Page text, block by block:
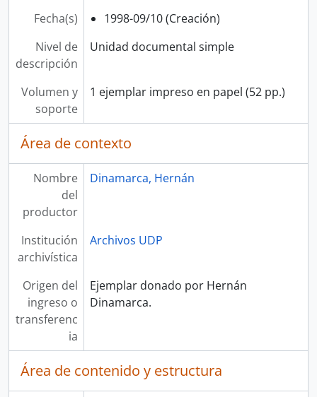
Fecha(s)
1998-09/10 (Creación)
Nivel de
descripción
Unidad documental simple
Volumen y
soporte
1 ejemplar impreso en papel (52 pp.)
Área de contexto
Nombre
del
productor
Dinamarca, Hernán
Institución
archivística
Archivos UDP
Origen del
ingreso o
transferenc
ia
Ejemplar donado por Hernán
Dinamarca.
Área de contenido y estructura